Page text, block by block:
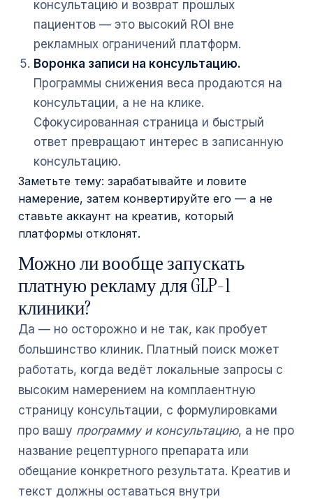
консультацию и возврат прошлых
пациентов — это высокий ROI вне
рекламных ограничений платформ.
Воронка записи на консультацию.
Программы снижения веса продаются на
консультации, а не на клике.
Сфокусированная страница и быстрый
ответ превращают интерес в записанную
консультацию.
Заметьте тему: зарабатывайте и ловите
намерение, затем конвертируйте его — а не
ставьте аккаунт на креатив, который
платформы отклонят.
Можно ли вообще запускать
платную рекламу для GLP-1
клиники?
Да — но осторожно и не так, как пробует
большинство клиник. Платный поиск может
работать, когда ведёт локальные запросы с
высоким намерением на комплаентную
страницу консультации, с формулировками
про вашу программу и консультацию, а не про
название рецептурного препарата или
обещание конкретного результата. Креатив и
текст должны оставаться внутри